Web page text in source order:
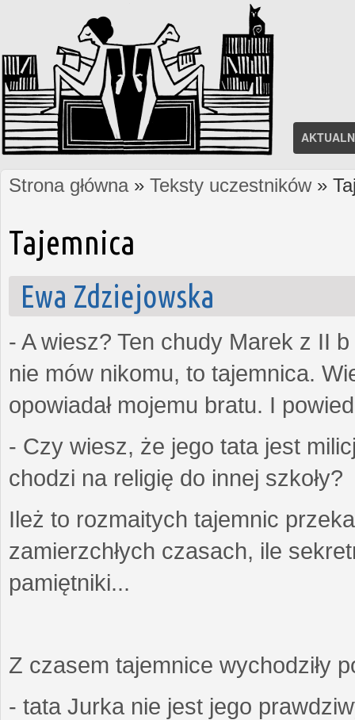
Jesteś tutaj
Strona główna» Teksty uczestników»
Tajemnica
Ewa Zdziejowska
- A wiesz? Ten chudy Marek z II
nie mów nikomu, to tajemnica.
opowiadał mojemu bratu. I
- Czy wiesz, że jego tata jest
chodzi na religię do innej szkoły?
Ileż to rozmaitych tajemnic
zamierzchłych czasach, ile
pamiętniki...
Z czasem tajemnice wychodziły
- tata Jurka nie jest jego